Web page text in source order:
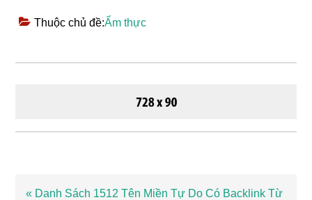
Thuộc chủ đề:Ẩm thực
Bài
« Danh Sách 1512 Tên Miền Tự Do Có Backlink Từ